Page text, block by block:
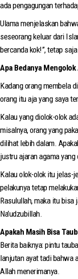
ada pengagungan
Ulama menjelaskan
seseorang keluar dari
bercanda kok!”, tetap
Apa Bedanya
Kadang orang membela
orang itu aja yang saya
Kalau yang diolok-olok
misalnya, orang yang
dilihat lebih dalam.
justru ajaran agama yang
Kalau olok-olok itu jelas-
pelakunya tetap
Rasulullah, maka itu bisa
Na’udzubillah.
Apakah Masih Bisa
Berita baiknya: pintu
lanjutan ayat tadi bahwa
Allah menerimanya.